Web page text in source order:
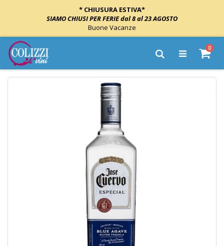
* CHIUSURA ESTIVA*
SIAMO CHIUSI PER FERIE dal 8 al 23 AGOSTO
Buone Vacanze
Salta
al
contenuto
Cart
0
Cerca
Vai